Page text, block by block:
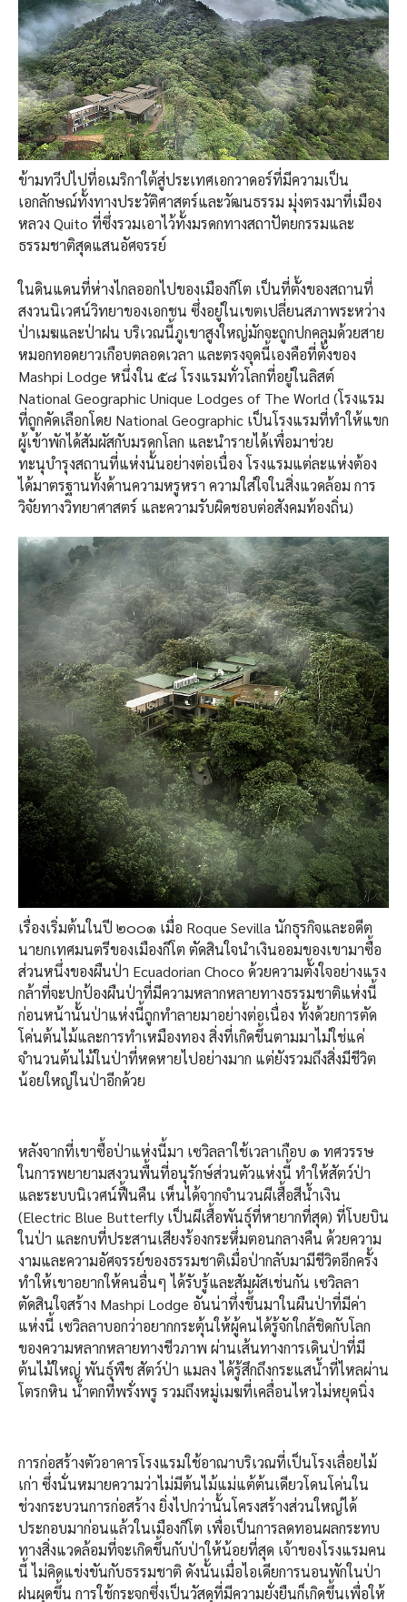
ข้ามทวีปไปที่อเมริกาใต้สู่ประเทศเอกวาดอร์ที่มีความเป็น
เอกลักษณ์ทั้งทางประวัติศาสตร์และวัฒนธรรม มุ่งตรงมาที่เมือง
หลวง Quito ที่ซึ่งรวมเอาไว้ทั้งมรดกทางสถาปัตยกรรมและ
ธรรมชาติสุดแสนอัศจรรย์
ในดินแดนที่ห่างไกลออกไปของเมืองกีโต เป็นที่ตั้งของสถานที่
สงวนนิเวศน์วิทยาของเอกชน ซึ่งอยู่ในเขตเปลี่ยนสภาพระหว่าง
ป่าเมฆและป่าฝน บริเวณนี้ภูเขาสูงใหญ่มักจะถูกปกคลุมด้วยสาย
หมอกทอดยาวเกือบตลอดเวลา และตรงจุดนี้เองคือที่ตั้งของ
Mashpi Lodge หนึ่งใน ๕๘ โรงแรมทั่วโลกที่อยู่ในลิสต์
National Geographic Unique Lodges of The World (โรงแรม
ที่ถูกคัดเลือกโดย National Geographic เป็นโรงแรมที่ทำให้แขก
ผู้เข้าพักได้สัมผัสกับมรดกโลก และนำรายได้เพื่อมาช่วย
ทะนุบำรุงสถานที่แห่งนั้นอย่างต่อเนื่อง โรงแรมแต่ละแห่งต้อง
ได้มาตรฐานทั้งด้านความหรูหรา ความใส่ใจในสิ่งแวดล้อม การ
วิจัยทางวิทยาศาสตร์ และความรับผิดชอบต่อสังคมท้องถิ่น)
เรื่องเริ่มต้นในปี ๒๐๐๑ เมื่อ Roque Sevilla นักธุรกิจและอดีต
นายกเทศมนตรีของเมืองกีโต ตัดสินใจนำเงินออมของเขามาซื้อ
ส่วนหนึ่งของผืนป่า Ecuadorian Choco ด้วยความตั้งใจอย่างแรง
กล้าที่จะปกป้องผืนป่าที่มีความหลากหลายทางธรรมชาติแห่งนี้
ก่อนหน้านั้นป่าแห่งนี้ถูกทำลายมาอย่างต่อเนื่อง ทั้งด้วยการตัด
โค่นต้นไม้และการทำเหมืองทอง สิ่งที่เกิดขึ้นตามมาไม่ใช่แค่
จำนวนต้นไม้ในป่าที่หดหายไปอย่างมาก แต่ยังรวมถึงสิ่งมีชีวิต
น้อยใหญ่ในป่าอีกด้วย
หลังจากที่เขาซื้อป่าแห่งนี้มา เซวิลลาใช้เวลาเกือบ ๑ ทศวรรษ
ในการพยายามสงวนพื้นที่อนุรักษ์ส่วนตัวแห่งนี้ ทำให้สัตว์ป่า
และระบบนิเวศน์ฟื้นคืน เห็นได้จากจำนวนผีเสื้อสีน้ำเงิน
(Electric Blue Butterfly เป็นผีเสื้อพันธุ์ที่หายากที่สุด) ที่โบยบิน
ในป่า และกบที่ประสานเสียงร้องกระหึ่มตอนกลางคืน ด้วยความ
งามและความอัศจรรย์ของธรรมชาติเมื่อป่ากลับมามีชีวิตอีกครั้ง
ทำให้เขาอยากให้คนอื่นๆ ได้รับรู้และสัมผัสเช่นกัน เซวิลลา
ตัดสินใจสร้าง Mashpi Lodge อันน่าทึ่งขึ้นมาในผืนป่าที่มีค่า
แห่งนี้ เซวิลลาบอกว่าอยากกระตุ้นให้ผู้คนได้รู้จักใกล้ชิดกับโลก
ของความหลากหลายทางชีวภาพ ผ่านเส้นทางการเดินป่าที่มี
ต้นไม้ใหญ่ พันธุ์พืช สัตว์ป่า แมลง ได้รู้สึกถึงกระแสน้ำที่ไหลผ่าน
โตรกหิน น้ำตกที่พรั่งพรู รวมถึงหมู่เมฆที่เคลื่อนไหวไม่หยุดนิ่ง
การก่อสร้างตัวอาคารโรงแรมใช้อาณาบริเวณที่เป็นโรงเลื่อยไม้
เก่า ซึ่งนั่นหมายความว่าไม่มีต้นไม้แม่แต้ต้นเดียวโดนโค่นใน
ช่วงกระบวนการก่อสร้าง ยิ่งไปกว่านั้นโครงสร้างส่วนใหญ่ได้
ประกอบมาก่อนแล้วในเมืองกีโต เพื่อเป็นการลดทอนผลกระทบ
ทางสิ่งแวดล้อมที่จะเกิดขึ้นกับป่าให้น้อยที่สุด เจ้าของโรงแรมคน
นี้ ไม่คิดแข่งขันกับธรรมชาติ ดังนั้นเมื่อไอเดียการนอนพักในป่า
ฝนผุดขึ้น การใช้กระจกซึ่งเป็นวัสดุที่มีความยั่งยืนก็เกิดขึ้นเพื่อให้